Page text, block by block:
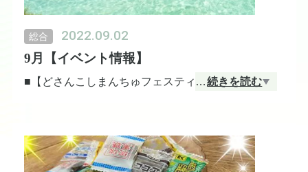
総合 2022.09.02
9月【イベント情報】
■【どさんこしまんちゅフェスティバル】
場
会期：9月14日（水）〜9月20日（火）
…続きを読む